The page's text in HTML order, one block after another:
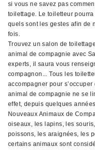
si vous ne savez pas
toilettage. Le toiletteur
quels sont les gestes afin de
fois.
Trouvez un salon de
animal de compagnie avec
experts, il saura vous
compagnon... Tous les
accompagner pour
animal de compagnie ne se
effet, depuis quelques
Nouveaux Animaux de
oiseaux, les lapins, les
poissons, les araignées, les
certains animaux sont